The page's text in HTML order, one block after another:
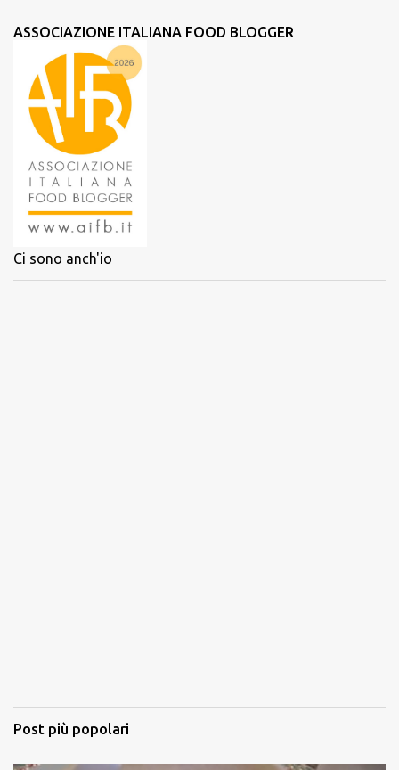
ASSOCIAZIONE ITALIANA FOOD BLOGGER
Ci sono anch'io
Post più popolari